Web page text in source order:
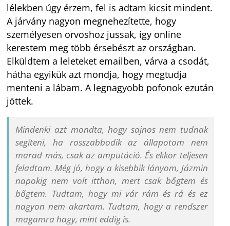
lélekben úgy érzem, fel is adtam kicsit mindent.
A járvány nagyon megnehezítette, hogy
személyesen orvoshoz jussak, így online
kerestem meg több érsebészt az országban.
Elküldtem a leleteket emailben, várva a csodát,
hátha egyikük azt mondja, hogy megtudja
menteni a lábam. A legnagyobb pofonok ezután
jöttek.
Mindenki azt mondta, hogy sajnos nem tudnak
segíteni, ha rosszabbodik az állapotom nem
marad más, csak az amputáció. És ekkor teljesen
feladtam. Még jó, hogy a kisebbik lányom, Jázmin
napokig nem volt itthon, mert csak bőgtem és
bőgtem. Tudtam, hogy mi vár rám és rá és ez
nagyon nem akartam. Tudtam, hogy a rendszer
magamra hagy, mint eddig is.